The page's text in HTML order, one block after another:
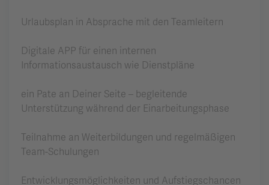
Urlaubsplan in Absprache mit den Teamleitern
Digitale APP für einen internen
Informationsaustausch wie Dienstpläne
ein Pate an Deiner Seite – begleitende
Unterstützung während der Einarbeitungsphase
Teilnahme an Weiterbildungen und regelmäßigen
Team-Schulungen
Entwicklungsmöglichkeiten und Aufstiegschancen